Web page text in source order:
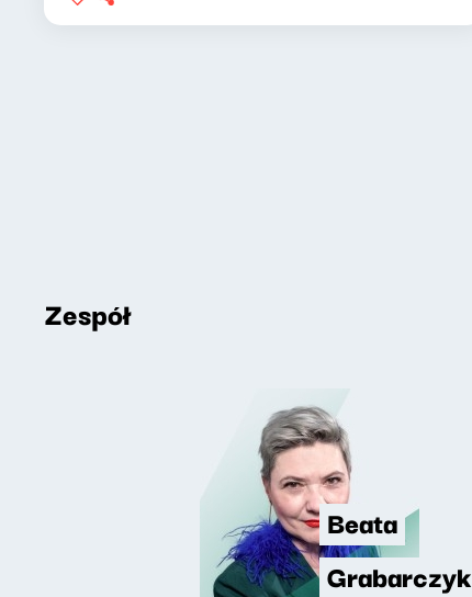
Zespół
Beata
Grabarczyk